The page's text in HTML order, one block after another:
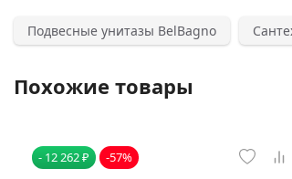
Подвесные унитазы BelBagno
Похожие товары
- 12 262 ₽ -57%